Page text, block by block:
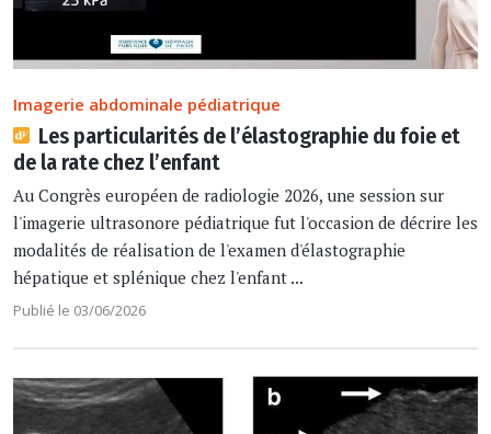
Imagerie abdominale pédiatrique
Les particularités de l’élastographie du foie et
de la rate chez l’enfant
Au Congrès européen de radiologie 2026, une session sur
l'imagerie ultrasonore pédiatrique fut l'occasion de décrire les
modalités de réalisation de l'examen d'élastographie
hépatique et splénique chez l'enfant ...
Publié le 03/06/2026